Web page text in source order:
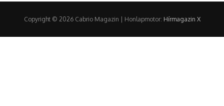
Copyright © 2026 Cabrio Magazin | Honlapmotor: Hírmagazin X